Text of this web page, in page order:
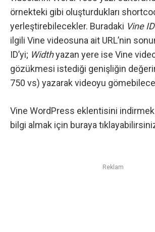
örnekteki gibi oluşturdukları
yerleştirebilecekler. Buradaki Vine ID
ilgili Vine videosuna ait URL’nin
ID’yi; Widthyazan yere ise Vine
gözükmesi istediği genişliğin
750 vs) yazarak videoyu
Vine WordPress eklentisini indirmek
bilgi almak için buraya
Reklam